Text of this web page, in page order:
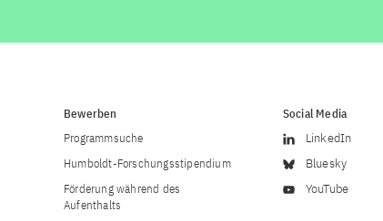
Bewerben
Programmsuche
Humboldt-Forschungsstipendium
Förderung während des
Aufenthalts
Social Media
LinkedIn
Bluesky
YouTube